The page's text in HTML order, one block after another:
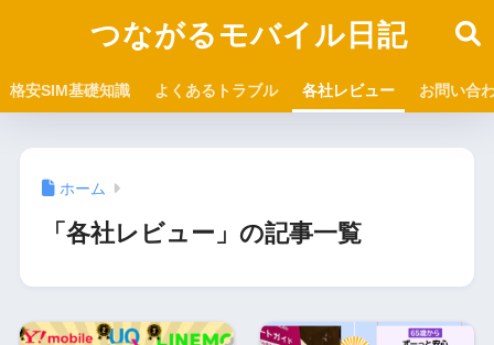
つながるモバイル日記
格安SIM基礎知識 よくあるトラブル 各社レビュー お問い合
ホーム
「各社レビュー」の記事一覧